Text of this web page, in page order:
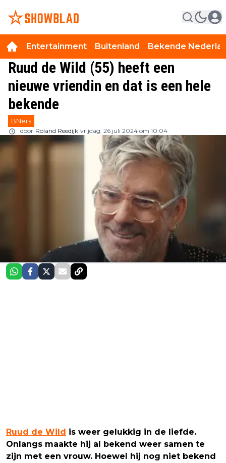
Entertainment Buitenland Bekende
Ruud de Wild (55) heeft een
nieuwe vriendin en dat is een hele
bekende
BNers
door Roland Reedijk vrijdag, 26 juli 2024 om 10:04
Ruud de Wild is weer gelukkig in de liefde.
Onlangs maakte hij al bekend weer samen te
zijn met een vrouw. Hoewel hij nog niet bekend